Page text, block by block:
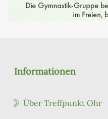
Informationen
Über Treffpunkt Ohr